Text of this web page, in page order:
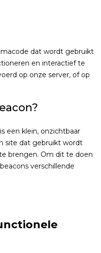
dat wordt gebruikt
en interactief te
op onze server, of op
een klein, onzichtbaar
site dat gebruikt wordt
brengen. Om dit te doen
verschillende